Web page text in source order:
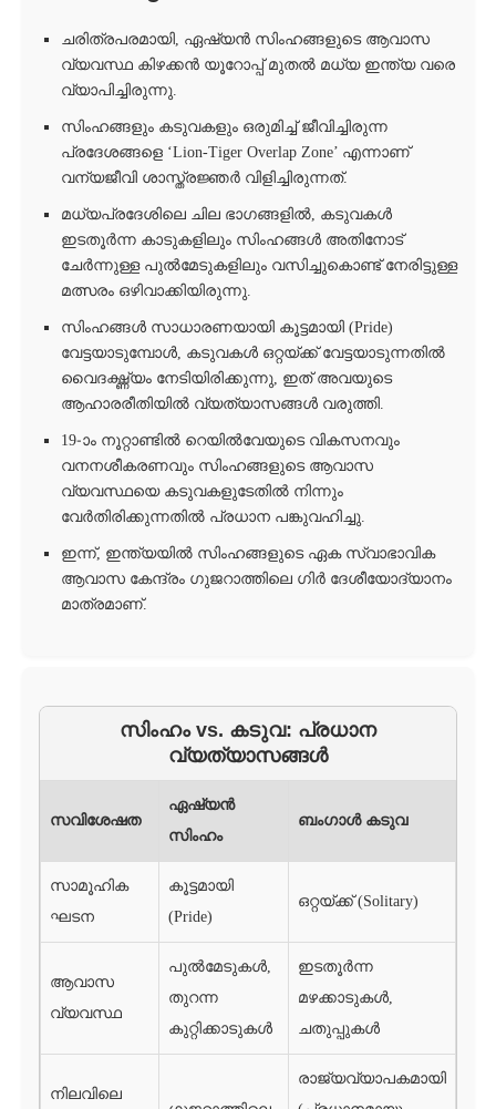
ചരിത്രപരമായി, ഏഷ്യൻ സിംഹങ്ങളുടെ ആവാസ
വ്യവസ്ഥ കിഴക്കൻ യൂറോപ്പ് മുതൽ മധ്യ ഇന്ത്യ വരെ
വ്യാപിച്ചിരുന്നു.
സിംഹങ്ങളും കടുവകളും ഒരുമിച്ച് ജീവിച്ചിരുന്ന
പ്രദേശങ്ങളെ ‘Lion-Tiger Overlap Zone’ എന്നാണ്
വന്യജീവി ശാസ്ത്രജ്ഞർ വിളിച്ചിരുന്നത്.
മധ്യപ്രദേശിലെ ചില ഭാഗങ്ങളിൽ, കടുവകൾ
ഇടതൂർന്ന കാടുകളിലും സിംഹങ്ങൾ അതിനോട്
ചേർന്നുള്ള പുൽമേടുകളിലും വസിച്ചുകൊണ്ട് നേരിട്ടുള്ള
മത്സരം ഒഴിവാക്കിയിരുന്നു.
സിംഹങ്ങൾ സാധാരണയായി കൂട്ടമായി (Pride)
വേട്ടയാടുമ്പോൾ, കടുവകൾ ഒറ്റയ്ക്ക് വേട്ടയാടുന്നതിൽ
വൈദഗ്ദ്ധ്യം നേടിയിരിക്കുന്നു, ഇത് അവയുടെ
ആഹാരരീതിയിൽ വ്യത്യാസങ്ങൾ വരുത്തി.
19-ാം നൂറ്റാണ്ടിൽ റെയിൽവേയുടെ വികസനവും
വനനശീകരണവും സിംഹങ്ങളുടെ ആവാസ
വ്യവസ്ഥയെ കടുവകളുടേതിൽ നിന്നും
വേർതിരിക്കുന്നതിൽ പ്രധാന പങ്കുവഹിച്ചു.
ഇന്ന്, ഇന്ത്യയിൽ സിംഹങ്ങളുടെ ഏക സ്വാഭാവിക
ആവാസ കേന്ദ്രം ഗുജറാത്തിലെ ഗിർ ദേശീയോദ്യാനം
മാത്രമാണ്.
സിംഹം vs. കടുവ: പ്രധാന
വ്യത്യാസങ്ങൾ
സവിശേഷത
ഏഷ്യൻ
സിംഹം
ബംഗാൾ കടുവ
സാമൂഹിക
ഘടന
കൂട്ടമായി
(Pride)
ഒറ്റയ്ക്ക് (Solitary)
ആവാസ
വ്യവസ്ഥ
പുൽമേടുകൾ,
തുറന്ന
കുറ്റിക്കാടുകൾ
ഇടതൂർന്ന
മഴക്കാടുകൾ,
ചതുപ്പുകൾ
നിലവിലെ
രാജ്യവ്യാപകമായി